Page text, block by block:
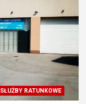
SŁUŻBY RATUNKOWE